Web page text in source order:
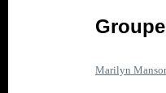
Groupe
Marilyn